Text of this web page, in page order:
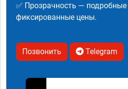
✅ Прозрачность — подробные
фиксированные цены.
Позвонить Telegram